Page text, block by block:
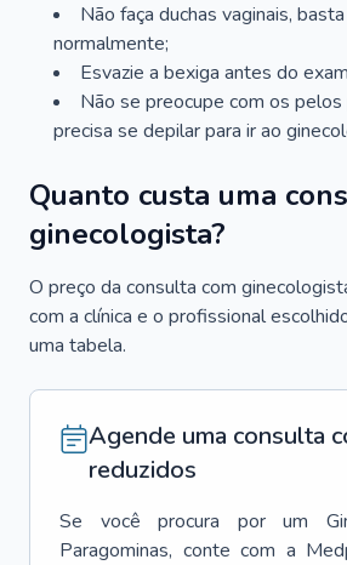
Não faça duchas vaginais,
normalmente;
Esvazie a bexiga antes do
Não se preocupe com os pelos
precisa se depilar para ir ao
Quanto custa uma
ginecologista?
O preço da consulta com
com a clínica e o profissional
uma tabela.
Agende uma consulta
reduzidos
Se você procura por um
Paragominas, conte com a